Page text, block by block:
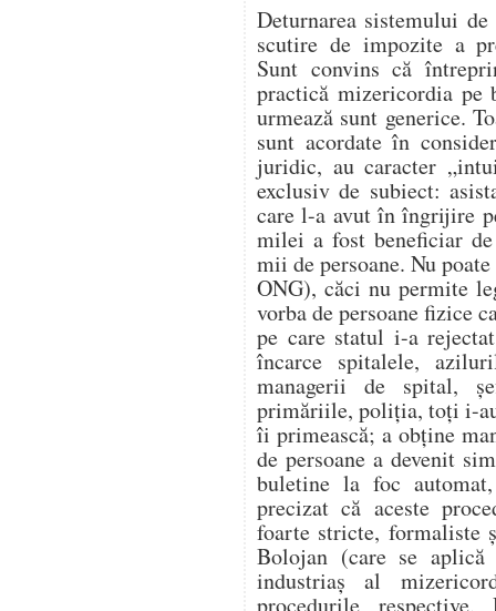
Deturnarea sistemului
scutire de impozite a
Sunt convins că
practică mizericordia pe
urmează sunt generice.
sunt acordate în
juridic, au caracter
exclusiv de subiect:
care l-a avut în îngrijire
milei a fost beneficiar
mii de persoane. Nu
ONG), căci nu permite
vorba de persoane fizice
pe care statul i-a
încarce spitalele,
managerii de spital,
primăriile, poliția, toți i-
îi primească; a obține
de persoane a devenit
buletine la foc
precizat că aceste
foarte stricte, formaliste
Bolojan (care se
industriaș al
procedurile